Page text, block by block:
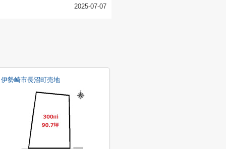
2025-07-07
伊勢崎市長沼町売地